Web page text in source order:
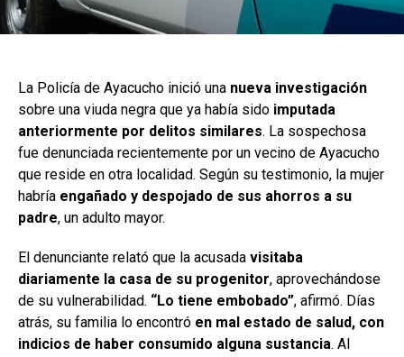
La Policía de Ayacucho inició una nueva investigación
sobre una viuda negra que ya había sido imputada
anteriormente por delitos similares. La sospechosa
fue denunciada recientemente por un vecino de Ayacucho
que reside en otra localidad. Según su testimonio, la mujer
habría engañado y despojado de sus ahorros a su
padre, un adulto mayor.
El denunciante relató que la acusada visitaba
diariamente la casa de su progenitor, aprovechándose
de su vulnerabilidad. “Lo tiene embobado”, afirmó. Días
atrás, su familia lo encontró en mal estado de salud, con
indicios de haber consumido alguna sustancia. Al